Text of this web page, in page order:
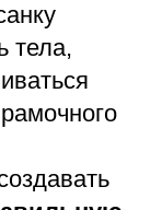
тела,